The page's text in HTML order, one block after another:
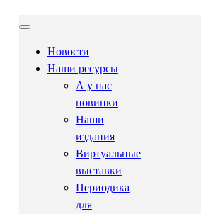
Новости
Наши ресурсы
А у нас
новинки
Наши
издания
Виртуальные
выставки
Периодика
для